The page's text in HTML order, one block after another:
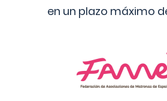
en un plazo máximo